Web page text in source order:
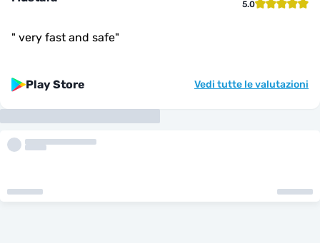
5.0
" very fast and safe"
Play Store Vedi tutte le valutazioni